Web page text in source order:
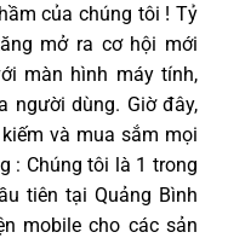
của chúng tôi ! Tỷ
mở ra cơ hội mới
màn hình máy tính,
người dùng. Giờ đây,
và mua sắm mọi
: Chúng tôi là 1 trong
tiên tại Quảng Bình
mobile cho các sản